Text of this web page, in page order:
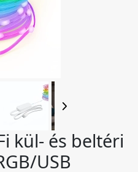
kül- és beltéri
USB